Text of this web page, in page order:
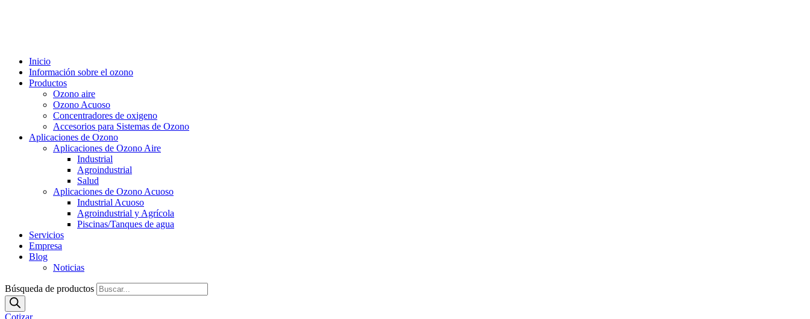
Inicio
Información sobre el ozono
Productos
Ozono aire
Ozono Acuoso
Concentradores de oxigeno
Accesorios para Sistemas de Ozono
Aplicaciones de Ozono
Aplicaciones de Ozono Aire
Industrial
Agroindustrial
Salud
Aplicaciones de Ozono Acuoso
Industrial Acuoso
Agroindustrial y Agrícola
Piscinas/Tanques de agua
Servicios
Empresa
Blog
Noticias
Búsqueda de productos
Cotizar